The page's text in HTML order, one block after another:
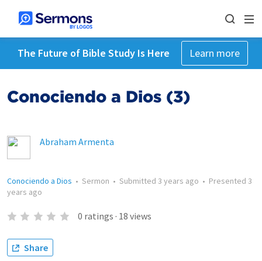
The Future of Bible Study Is Here Learn more
Conociendo a Dios (3)
Abraham Armenta
Conociendo a Dios • Sermon • Submitted 3 years ago • Presented 3
years ago
0 ratings · 18 views
Share